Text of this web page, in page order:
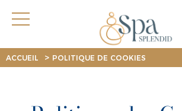
ACCUEIL > POLITIQUE DE COOKIES